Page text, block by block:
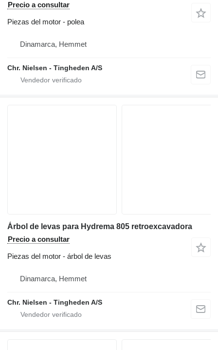
Precio a consultar
Piezas del motor - polea
Dinamarca, Hemmet
Chr. Nielsen - Tingheden A/S
Árbol de levas para Hydrema 805 retroexcavadora
Precio a consultar
Piezas del motor - árbol de levas
Dinamarca, Hemmet
Chr. Nielsen - Tingheden A/S